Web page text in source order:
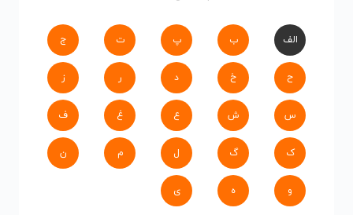
الف ب پ ت ج
ح خ د ر ز
س ش ع غ ف
ک گ ل م ن
و ه ی